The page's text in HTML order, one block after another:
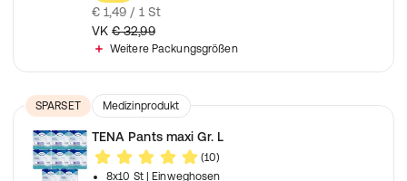
€ 1,49 / 1 St
VK € 32,99
Weitere Packungsgrößen
SPARSET Medizinprodukt
TENA Pants maxi Gr. L
(10)
8x10 St
| Einweghosen